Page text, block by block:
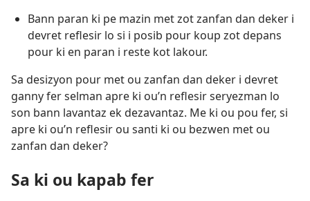
Bann paran ki pe mazin met zot zanfan dan deker i
devret reflesir lo si i posib pour koup zot depans
pour ki en paran i reste kot lakour.
Sa desizyon pour met ou zanfan dan deker i devret
ganny fer selman apre ki ou’n reflesir seryezman lo
son bann lavantaz ek dezavantaz. Me ki ou pou fer, si
apre ki ou’n reflesir ou santi ki ou bezwen met ou
zanfan dan deker?
Sa ki ou kapab fer